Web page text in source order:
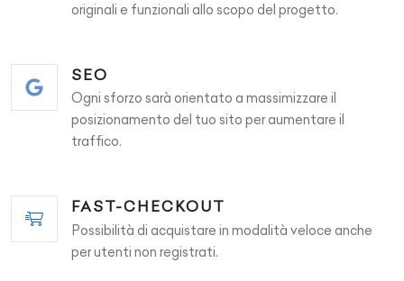
originali e funzionali allo scopo del progetto.
SEO
Ogni sforzo sarà orientato a massimizzare il
posizionamento del tuo sito per aumentare il
traffico.
FAST-CHECKOUT
Possibilità di acquistare in modalità veloce anche
per utenti non registrati.